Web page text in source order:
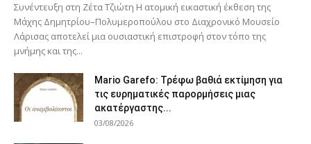
Συνέντευξη στη Ζέτα Τζιώτη Η ατομική εικαστική έκθεση της
Μάχης Δημητρίου–Πολυμεροπούλου στο Διαχρονικό Μουσείο
Λάρισας αποτελεί μια ουσιαστική επιστροφή στον τόπο της
μνήμης και της...
Mario Garefo: Τρέφω βαθιά εκτίμηση για
τις ευρηματικές παρορμήσεις μιας
ακατέργαστης...
03/08/2026